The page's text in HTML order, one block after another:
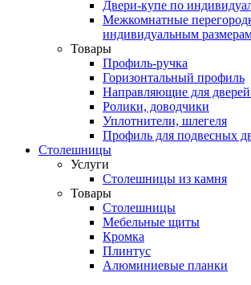
Двери-купе по
Межкомнатные
индивидуальным
Товары
Профиль-ручка
Горизонтальный профиль
Направляющие для
Ролики, доводчики
Уплотнители, шлегеля
Профиль для подвесных
Столешницы
Услуги
Столешницы из камня
Товары
Столешницы
Мебельные щиты
Кромка
Плинтус
Алюминиевые планки